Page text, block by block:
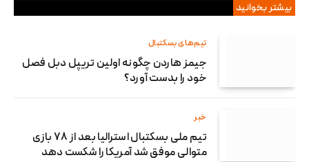
بیشتر بخوانید
تیم‌های بسکتبال
جیمز هاردن چگونه اولین تریپل دبل فصل
خود را بدست آورد؟
خبر
تیم ملی بسکتبال استرالیا بعد از ۷۸ بازی
متوالی موفق شد آمریکا را شکست دهد